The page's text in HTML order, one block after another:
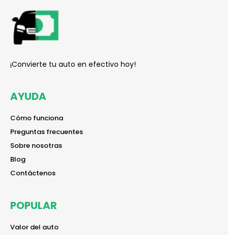
¡Convierte tu auto en efectivo hoy!
AYUDA
Cómo funciona
reader
Preguntas frecuentes
reader
Sobre nosotras
reader
Blog
reader
Contáctenos
reader
POPULAR
Valor del auto
reader